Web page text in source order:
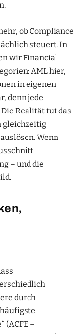
ob Compliance
steuert. In
wir Financial
AML hier,
in eigenen
denn jede
Realität tut das
gleichzeitig
Wenn
– und die
durch
(ACFE –